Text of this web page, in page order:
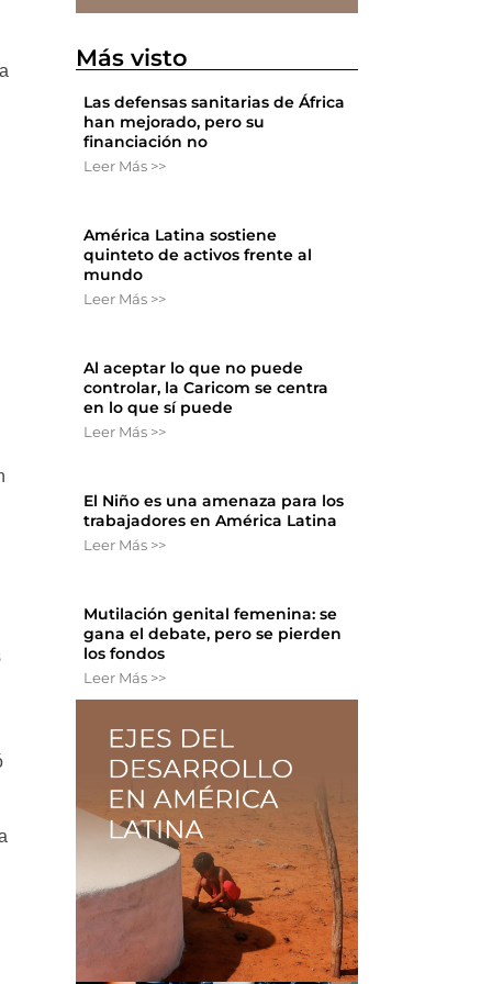
Más visto
Las defensas sanitarias de África
han mejorado, pero su
financiación no
Leer Más >>
América Latina sostiene
quinteto de activos frente al
mundo
Leer Más >>
Al aceptar lo que no puede
controlar, la Caricom se centra
en lo que sí puede
Leer Más >>
El Niño es una amenaza para los
trabajadores en América Latina
Leer Más >>
Mutilación genital femenina: se
gana el debate, pero se pierden
los fondos
Leer Más >>